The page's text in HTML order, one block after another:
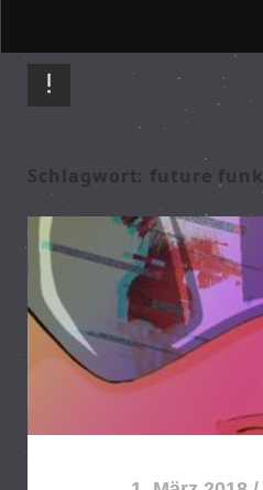
Schlagwort: future funk